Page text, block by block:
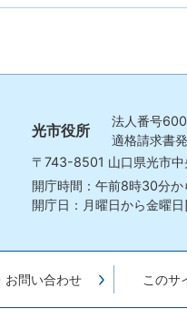
光市役所
法人番号
適格請求書
〒743-8501 山口県光市
開庁時間：午前8時30分
開庁日：月曜日から金曜
お問い合わせ このサ